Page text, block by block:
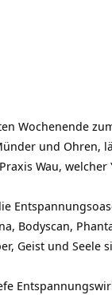
Wochenende
und Ohren,
Wau,
Bodyscan,
Geist und Seele